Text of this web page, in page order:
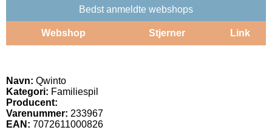
Bedst anmeldte webshops
Webshop Stjerner Link
Navn: Qwinto
Kategori: Familiespil
Producent:
Varenummer: 233967
EAN: 7072611000826